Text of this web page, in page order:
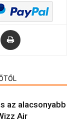
az alacsonyabb
Air